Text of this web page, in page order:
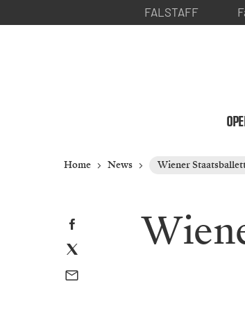
FALSTAFF
Home News Wiener